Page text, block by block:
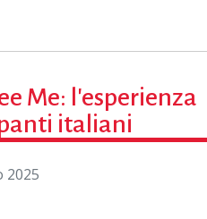
Me: l'esperienza
italiani
2025